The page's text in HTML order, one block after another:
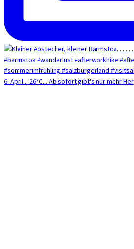
6. April... 26°C... Ab sofort gibt's nur mehr Her